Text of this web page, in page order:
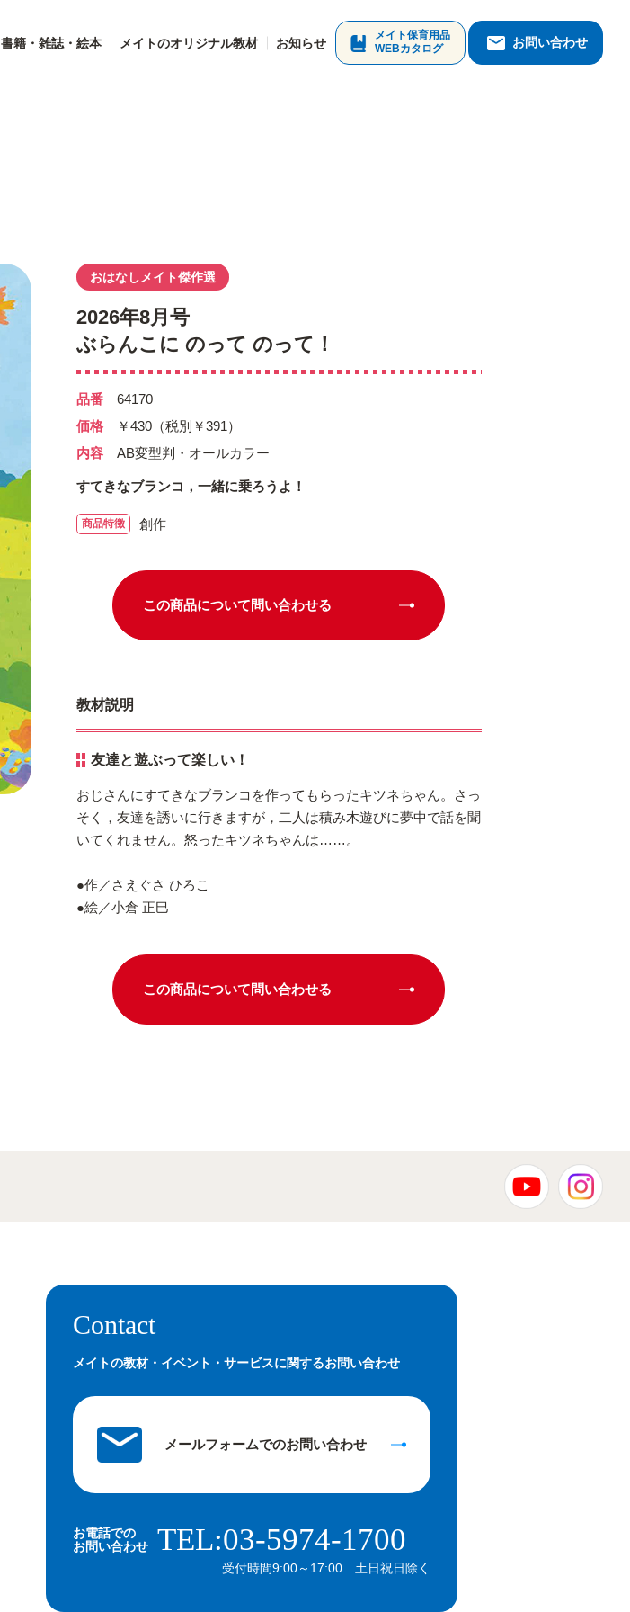
書籍・雑誌・絵本 メイトのオリジナル教材 お知らせ
メイト保育用品
WEBカタログ
お問い合わせ
おはなしメイト傑作選
2026年8月号
ぶらんこに のって のって！
品番
64170
価格
￥430（税別￥391）
内容
AB変型判・オールカラー
すてきなブランコ，一緒に乗ろうよ！
商品特徴 創作
この商品について問い合わせる
教材説明
友達と遊ぶって楽しい！
おじさんにすてきなブランコを作ってもらったキツネちゃん。さっ
そく，友達を誘いに行きますが，二人は積み木遊びに夢中で話を聞
いてくれません。怒ったキツネちゃんは……。
●作／さえぐさ ひろこ
●絵／小倉 正巳
この商品について問い合わせる
Contact
メイトの教材・イベント・サービスに関するお問い合わせ
メールフォームでのお問い合わせ
お電話での
お問い合わせ
TEL:03-5974-1700
受付時間9:00～17:00 土日祝日除く